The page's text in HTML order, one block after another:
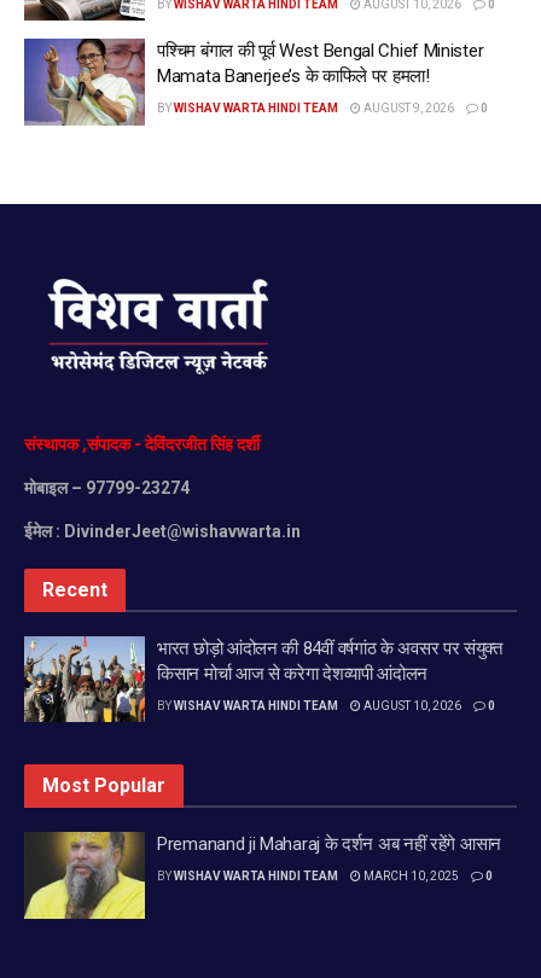
BYWISHAV WARTA HINDI TEAM AUGUST 10, 2026 0
पश्चिम बंगाल की पूर्व West Bengal Chief Minister
Mamata Banerjee’s के काफिले पर हमला!
BYWISHAV WARTA HINDI TEAM AUGUST 9, 2026 0
संस्थापक,संपादक-देविंदरजीतसिंहदर्शी
मोबाइल– 97799-23274
ईमेल : DivinderJeet@wishavwarta.in
Recent
भारत छोड़ो आंदोलन की 84वीं वर्षगांठ के अवसर पर संयुक्त
किसान मोर्चा आज से करेगा देशव्यापी आंदोलन
BYWISHAV WARTA HINDI TEAM AUGUST 10, 2026 0
Most Popular
Premanand ji Maharaj के दर्शन अब नहीं रहेंगे आसान
BYWISHAV WARTA HINDI TEAM MARCH 10, 2025 0